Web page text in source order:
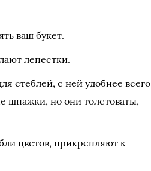
ваш букет.
лепестки.
стеблей, с ней удобнее всего
шпажки, но они толстоваты,
цветов, прикрепляют к